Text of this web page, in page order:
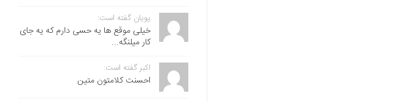
پویان گفته است:
خیلی موقع ها یه حسی دارم که یه جای
کار میلنگه...
اکبر گفته است:
احسنت ‌کلامتون متین